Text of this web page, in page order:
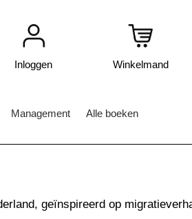
Inloggen Winkelmand
Management Alle boeken
geïnspireerd op